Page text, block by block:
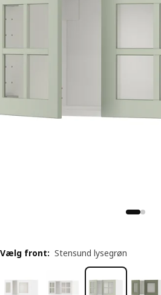
Vælg front: Stensund lysegrøn